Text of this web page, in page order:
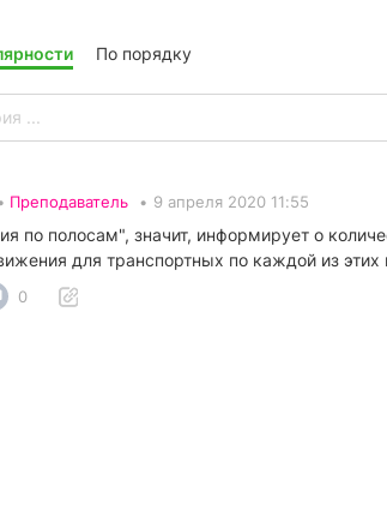
По порядку
Преподаватель • 9 апреля 2020 11:55
по полосам", значит, информирует о
для транспортных по каждой из этих
0